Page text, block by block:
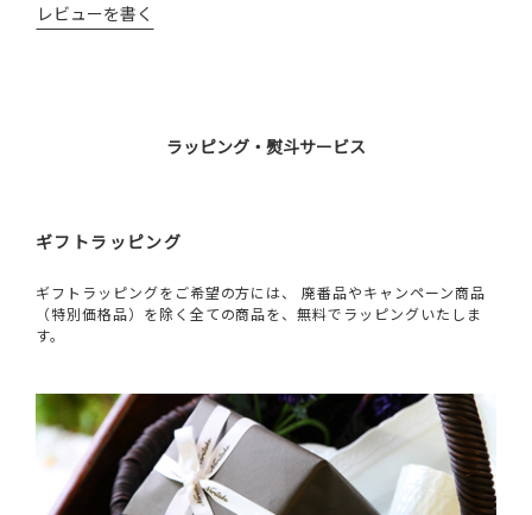
レビューを書く
ラッピング・熨斗サービス
ギフトラッピング
ギフトラッピングをご希望の方には、 廃番品やキャンペーン商品
（特別価格品）を除く全ての商品を、無料でラッピングいたしま
す。